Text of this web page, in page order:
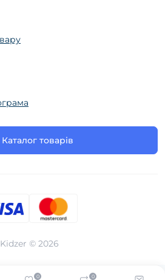
0 0
Каталог товарів
Kidzer © 2026